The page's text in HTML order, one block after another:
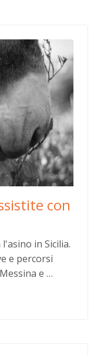
con
in Sicilia.
e percorsi
e …